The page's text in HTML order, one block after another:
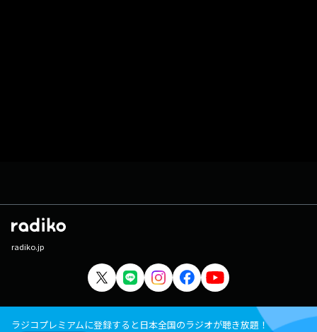
radiko.jp
ラジコプレミアムに登録すると日本全国のラジオが聴き放題！